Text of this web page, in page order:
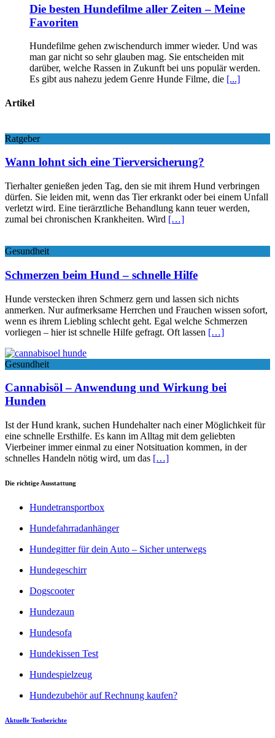
Die besten Hundefilme aller Zeiten – Meine
Favoriten
Hundefilme gehen zwischendurch immer wieder. Und was
man gar nicht so sehr glauben mag. Sie entscheiden mit
darüber, welche Rassen in Zukunft bei uns populär werden.
Es gibt aus nahezu jedem Genre Hunde Filme, die [...]
Artikel
Ratgeber
Wann lohnt sich eine Tierversicherung?
Tierhalter genießen jeden Tag, den sie mit ihrem Hund verbringen
dürfen. Sie leiden mit, wenn das Tier erkrankt oder bei einem Unfall
verletzt wird. Eine tierärztliche Behandlung kann teuer werden,
zumal bei chronischen Krankheiten. Wird […]
Gesundheit
Schmerzen beim Hund – schnelle Hilfe
Hunde verstecken ihren Schmerz gern und lassen sich nichts
anmerken. Nur aufmerksame Herrchen und Frauchen wissen sofort,
wenn es ihrem Liebling schlecht geht. Egal welche Schmerzen
vorliegen – hier ist schnelle Hilfe gefragt. Oft lassen […]
Gesundheit
Cannabisöl – Anwendung und Wirkung bei
Hunden
Ist der Hund krank, suchen Hundehalter nach einer Möglichkeit für
eine schnelle Ersthilfe. Es kann im Alltag mit dem geliebten
Vierbeiner immer einmal zu einer Notsituation kommen, in der
schnelles Handeln nötig wird, um das […]
Die richtige Ausstattung
Hundetransportbox
Hundefahrradanhänger
Hundegitter für dein Auto – Sicher unterwegs
Hundegeschirr
Dogscooter
Hundezaun
Hundesofa
Hundekissen Test
Hundespielzeug
Hundezubehör auf Rechnung kaufen?
Aktuelle Testberichte